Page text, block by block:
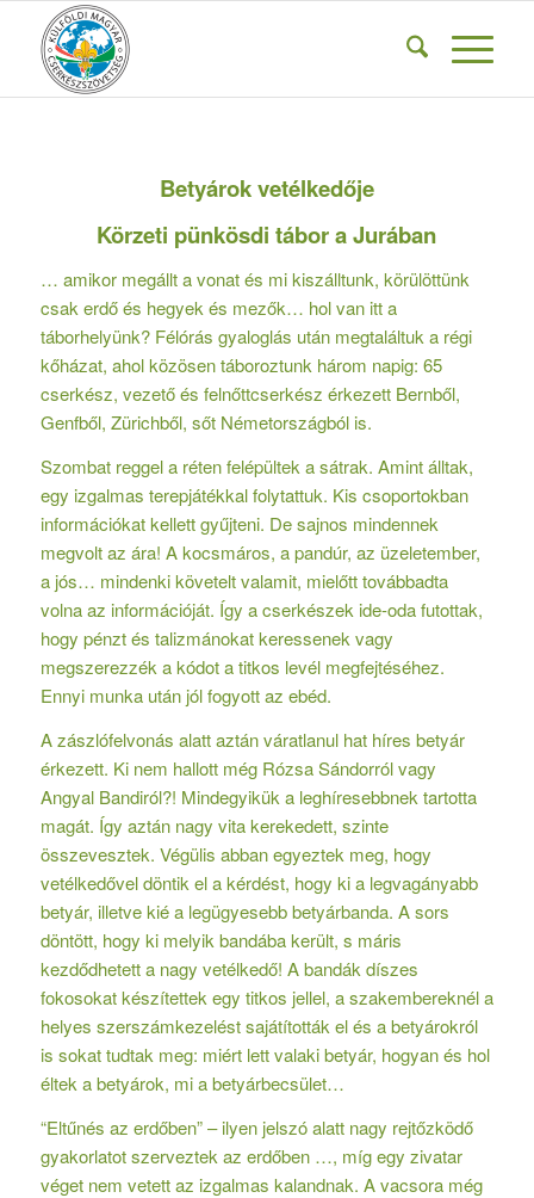
Betyárok vetélkedője
Körzeti pünkösdi tábor a Jurában
… amikor megállt a vonat és mi kiszálltunk, körülöttünk
csak erdő és hegyek és mezők… hol van itt a
táborhelyünk? Félórás gyaloglás után megtaláltuk a régi
kőházat, ahol közösen táboroztunk három napig: 65
cserkész, vezető és felnőttcserkész érkezett Bernből,
Genfből, Zürichből, sőt Németországból is.
Szombat reggel a réten felépültek a sátrak. Amint álltak,
egy izgalmas terepjátékkal folytattuk. Kis csoportokban
információkat kellett gyűjteni. De sajnos mindennek
megvolt az ára! A kocsmáros, a pandúr, az üzeletember,
a jós… mindenki követelt valamit, mielőtt továbbadta
volna az információját. Így a cserkészek ide-oda futottak,
hogy pénzt és talizmánokat keressenek vagy
megszerezzék a kódot a titkos levél megfejtéséhez.
Ennyi munka után jól fogyott az ebéd.
A zászlófelvonás alatt aztán váratlanul hat híres betyár
érkezett. Ki nem hallott még Rózsa Sándorról vagy
Angyal Bandiról?! Mindegyikük a leghíresebbnek tartotta
magát. Így aztán nagy vita kerekedett, szinte
összevesztek. Végülis abban egyeztek meg, hogy
vetélkedővel döntik el a kérdést, hogy ki a legvagányabb
betyár, illetve kié a legügyesebb betyárbanda. A sors
döntött, hogy ki melyik bandába került, s máris
kezdődhetett a nagy vetélkedő! A bandák díszes
fokosokat készítettek egy titkos jellel, a szakembereknél a
helyes szerszámkezelést sajátították el és a betyárokról
is sokat tudtak meg: miért lett valaki betyár, hogyan és hol
éltek a betyárok, mi a betyárbecsület…
“Eltűnés az erdőben” – ilyen jelszó alatt nagy rejtőzködő
gyakorlatot szerveztek az erdőben …, míg egy zivatar
véget nem vetett az izgalmas kalandnak. A vacsora még